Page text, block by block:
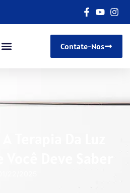
Contate-Nos
Terapia Da Luz
Você Deve Saber